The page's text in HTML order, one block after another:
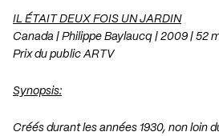
IL ÉTAIT DEUX FOIS UN JARDIN
Canada | Philippe Baylaucq | 2009 | 52
Prix du public ARTV
Synopsis:
Créés durant les années 1930, non loin